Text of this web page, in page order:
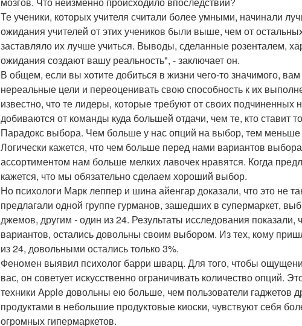
Те ученики, которых учителя считали более умными, начинали
ожидания учителей от этих учеников были выше, чем от
заставляло их лучше учиться. Выводы, сделанные розенталем,
ожидания создают вашу реальность", - заключает он.
В общем, если вы хотите добиться в жизни чего-то значимого,
нереальные цели и переоценивать свою способность к их
известно, что те лидеры, которые требуют от своих подчиненных
добиваются от команды куда большей отдачи, чем те, кто ставит
Парадокс выбора. Чем больше у нас опций на выбор, тем
Логически кажется, что чем больше перед нами вариантов
ассортиментом нам больше мелких лавочек нравятся. Когда
кажется, что мы обязательно сделаем хороший выбор.
Но психологи Марк леппер и шина айенгар доказали, что это не
предлагали одной группе гурманов, зашедших в супермаркет,
джемов, другим - один из 24. Результаты исследования
вариантов, остались довольны своим выбором. Из тех, кому
из 24, довольными остались только 3%.
Феномен выявил психолог барри шварц. Для того, чтобы
вас, он советует искусственно ограничивать количество опций.
техники Apple довольны ею больше, чем пользователи гаджетов
продуктами в небольшие продуктовые киоски, чувствуют себя
огромных гипермаркетов.